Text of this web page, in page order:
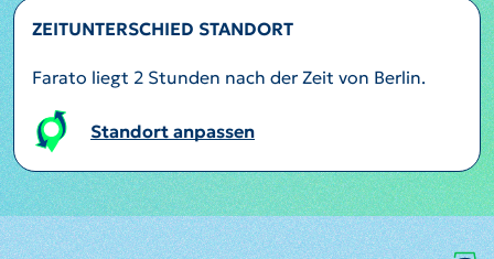
ZEITUNTERSCHIED STANDORT
Farato liegt 2 Stunden nach der Zeit von Berlin.
Standort anpassen